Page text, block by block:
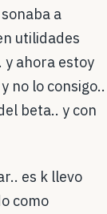
a
utilidades
y ahora estoy
no lo consigo..
beta.. y con
es k llevo
como